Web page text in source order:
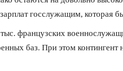
госслужащим, которая
французских
баз. При этом контингент